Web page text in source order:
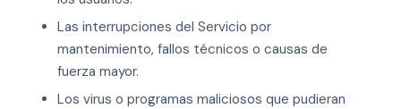
Las interrupciones del Servicio por
mantenimiento, fallos técnicos o causas de
fuerza mayor.
Los virus o programas maliciosos que pudieran